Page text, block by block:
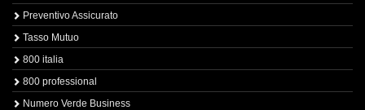
Preventivo Assicurato
Tasso Mutuo
800 italia
800 professional
Numero Verde Business